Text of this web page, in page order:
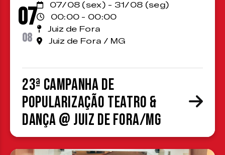
07
08
07/08 (sex) - 31/08 (seg)
00:00 - 00:00
Juiz de Fora
Juiz de Fora / MG
23ª Campanha de
Popularização Teatro &
Dança @ Juiz de Fora/MG